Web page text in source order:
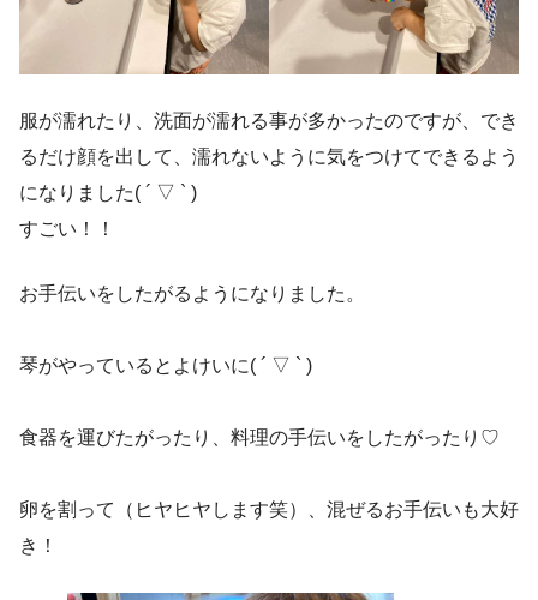
服が濡れたり、洗面が濡れる事が多かったのですが、でき
るだけ顔を出して、濡れないように気をつけてできるよう
になりました( ´ ▽ ` )
すごい！！
お手伝いをしたがるようになりました。
琴がやっているとよけいに( ´ ▽ ` )
食器を運びたがったり、料理の手伝いをしたがったり♡
卵を割って（ヒヤヒヤします笑）、混ぜるお手伝いも大好
き！